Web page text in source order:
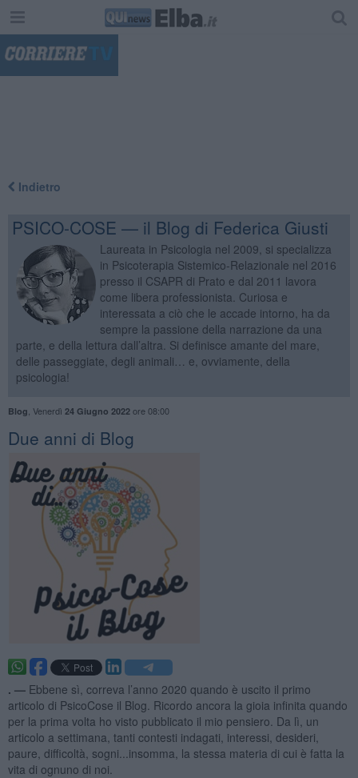
Indietro
PSICO-COSE — il Blog di Federica Giusti
Laureata in Psicologia nel 2009, si specializza
in Psicoterapia Sistemico-Relazionale nel 2016
presso il CSAPR di Prato e dal 2011 lavora
come libera professionista. Curiosa e
interessata a ciò che le accade intorno, ha da
sempre la passione della narrazione da una
parte, e della lettura dall’altra. Si definisce amante del mare,
delle passeggiate, degli animali… e, ovviamente, della
psicologia!
Blog Venerdì 24 Giugno 2022ore 08:00
​Due anni di Blog
. — Ebbene sì, correva l’anno 2020 quando è uscito il primo
articolo di PsicoCose il Blog. Ricordo ancora la gioia infinita quando
per la prima volta ho visto pubblicato il mio pensiero. Da lì, un
articolo a settimana, tanti contesti indagati, interessi, desideri,
paure, difficoltà, sogni...insomma, la stessa materia di cui è fatta la
vita di ognuno di noi.